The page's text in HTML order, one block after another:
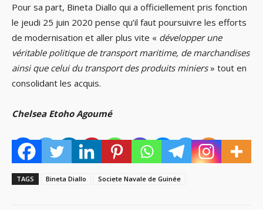
Pour sa part, Bineta Diallo qui a officiellement pris fonction
le jeudi 25 juin 2020 pense qu’il faut poursuivre les efforts
de modernisation et aller plus vite « développer une
véritable politique de transport maritime, de marchandises
ainsi que celui du transport des produits miniers» tout en
consolidant les acquis.
Chelsea Etoho Agoumé
TAGS Bineta Diallo Societe Navale de Guinée